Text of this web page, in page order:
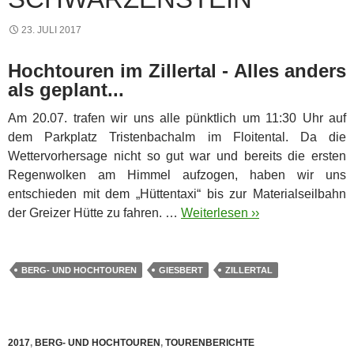
23. JULI 2017
Hochtouren im Zillertal - Alles anders
als geplant...
Am 20.07. trafen wir uns alle pünktlich um 11:30 Uhr auf
dem Parkplatz Tristenbachalm im Floitental. Da die
Wettervorhersage nicht so gut war und bereits die ersten
Regenwolken am Himmel aufzogen, haben wir uns
entschieden mit dem „Hüttentaxi“ bis zur Materialseilbahn
der Greizer Hütte zu fahren. … Weiterlesen ››
BERG- UND HOCHTOUREN GIESBERT ZILLERTAL
2017, BERG- UND HOCHTOUREN, TOURENBERICHTE